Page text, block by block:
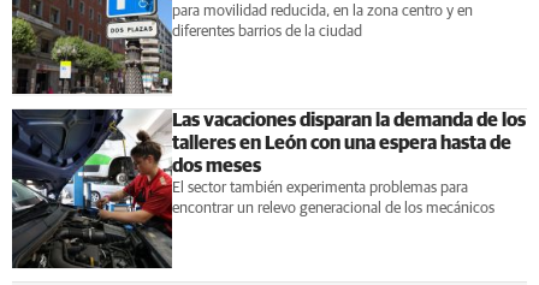
para movilidad reducida, en la zona centro y en
diferentes barrios de la ciudad
Las vacaciones disparan la demanda de los
talleres en León con una espera hasta de
dos meses
El sector también experimenta problemas para
encontrar un relevo generacional de los mecánicos